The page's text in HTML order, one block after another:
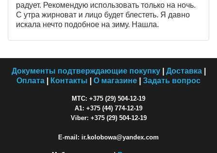
радует. Рекомендую использовать только на ночь.
С утра жирноват и лицо будет блестеть. Я давно
искала нечто подобное на зиму. Нашла.
Документы подтверждающие покупку| Доставка|
Оплата
Контакты О магазине Задать вопрос
МТС: +375 (29) 504-12-19
A1: +375 (44) 774-12-19
Viber: +375 (29) 504-12-19
E-mail: ir.kolobowa@yandex.com